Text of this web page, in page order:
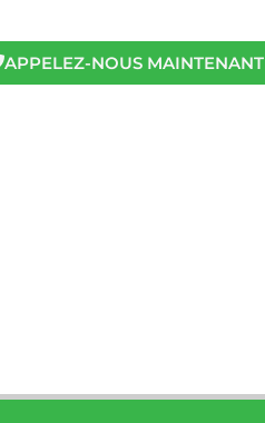
APPELEZ-NOUS MAINTENANT